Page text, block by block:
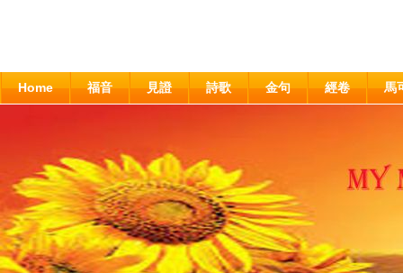
Home 福音 見證 詩歌 金句 經卷 馬